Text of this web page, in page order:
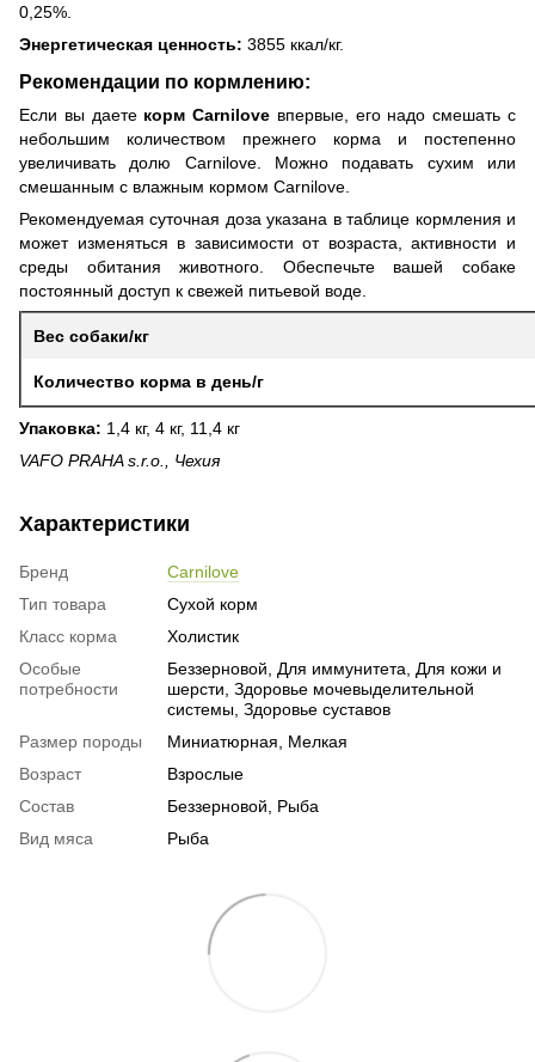
0,25%.
Энергетическая ценность: 3855 ккал/кг.
Рекомендации по кормлению:
Если вы даете корм Carnilove впервые, его надо смешать с
небольшим количеством прежнего корма и постепенно
увеличивать долю Carnilove. Можно подавать сухим или
смешанным с влажным кормом Carnilove.
Рекомендуемая суточная доза указана в таблице кормления и
может изменяться в зависимости от возраста, активности и
среды обитания животного. Обеспечьте вашей собаке
постоянный доступ к свежей питьевой воде.
Вес собаки/кг
Количество корма в день/г
Упаковка: 1,4 кг, 4 кг, 11,4 кг
VAFO PRAHA s.r.o., Чехия
Характеристики
Бренд
Carnilove
Тип товара
Сухой корм
Класс корма
Холистик
Особые
потребности
Беззерновой, Для иммунитета, Для кожи и
шерсти, Здоровье мочевыделительной
системы, Здоровье суставов
Размер породы
Миниатюрная, Мелкая
Возраст
Взрослые
Состав
Беззерновой, Рыба
Вид мяса
Рыба